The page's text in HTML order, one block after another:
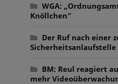
WGA:
Knöllchen“
Der Ruf nach einer
Sicherheitsanlaufstelle
BM: Reul reagiert
mehr